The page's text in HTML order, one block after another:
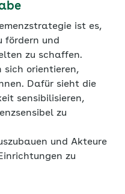
ist es,
fördern und
zu schaffen.
sich orientieren,
Dafür sieht die
sensibilisieren,
zu
und Akteure
zu